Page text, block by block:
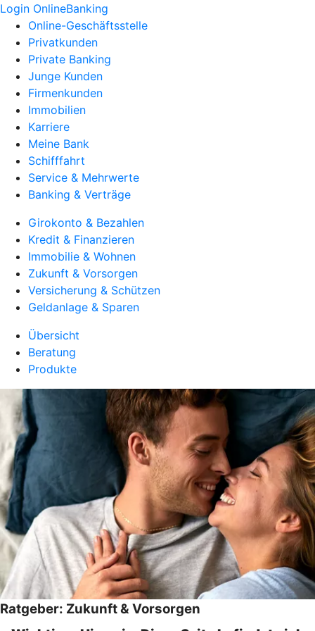
Login OnlineBanking
Online-Geschäftsstelle
Privatkunden
Private Banking
Junge Kunden
Firmenkunden
Immobilien
Karriere
Meine Bank
Schifffahrt
Service & Mehrwerte
Banking & Verträge
Girokonto & Bezahlen
Kredit & Finanzieren
Immobilie & Wohnen
Zukunft & Vorsorgen
Versicherung & Schützen
Geldanlage & Sparen
Übersicht
Beratung
Produkte
Ratgeber: Zukunft & Vorsorgen